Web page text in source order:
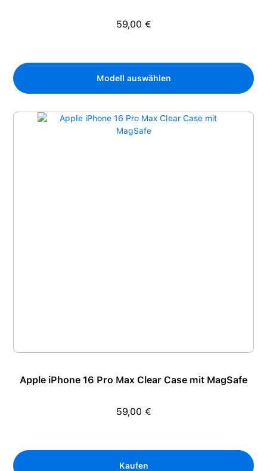
Regulärer Preis:
59,00 €
Modell auswählen
Apple iPhone 16 Pro Max Clear Case mit MagSafe
Regulärer Preis:
59,00 €
Kaufen